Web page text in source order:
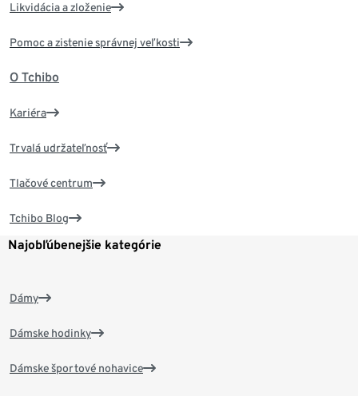
Likvidácia a zloženie
Pomoc a zistenie správnej veľkosti
O Tchibo
Kariéra
Trvalá udržateľnosť
Tlačové centrum
Tchibo Blog
Najobľúbenejšie kategórie
Dámy
Dámske hodinky
Dámske športové nohavice